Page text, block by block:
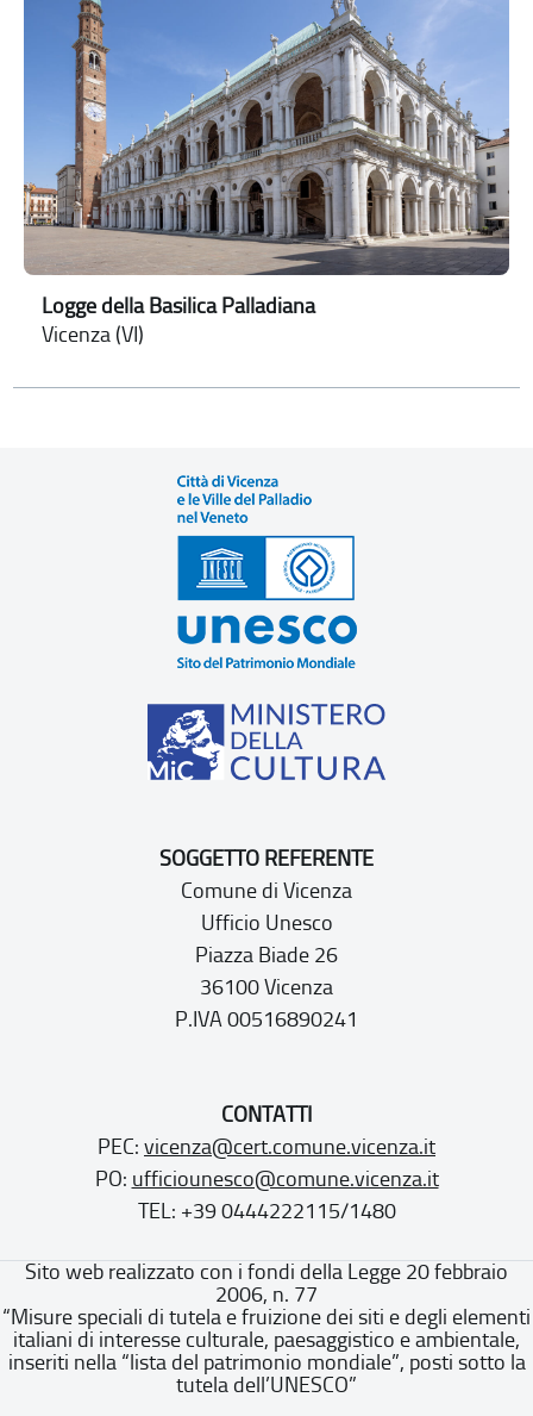
Logge della Basilica Palladiana
Vicenza (VI)
SOGGETTO REFERENTE
Comune di Vicenza
Ufficio Unesco
Piazza Biade 26
36100 Vicenza
P.IVA 00516890241
CONTATTI
PEC: vicenza@cert.comune.vicenza.it
PO: ufficiounesco@comune.vicenza.it
TEL: +39 0444222115/1480
Sito web realizzato con i fondi della Legge 20 febbraio
2006, n. 77
“Misure speciali di tutela e fruizione dei siti e degli elementi
italiani di interesse culturale, paesaggistico e ambientale,
inseriti nella “lista del patrimonio mondiale”, posti sotto la
tutela dell’UNESCO”